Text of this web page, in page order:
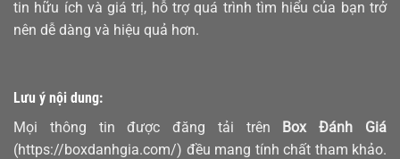
tin hữu ích và giá trị, hỗ trợ quá trình tìm hiểu của bạn trở
nên dễ dàng và hiệu quả hơn.
Lưu ý nội dung:
Mọi thông tin được đăng tải trên Box Đánh Giá
(https://boxdanhgia.com/) đều mang tính chất tham khảo.